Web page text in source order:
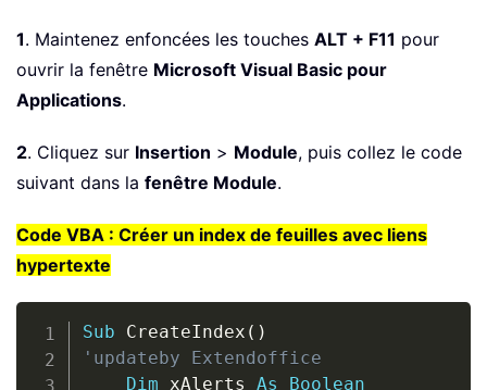
1. Maintenez enfoncées les touches ALT + F11 pour
ouvrir la fenêtre Microsoft Visual Basic pour
Applications.
2. Cliquez sur Insertion > Module, puis collez le code
suivant dans la fenêtre Module.
Code VBA : Créer un index de feuilles avec liens
hypertexte
Sub CreateIndex ( )
'updateby Extendoffice
Dim xAlerts As
Boolean